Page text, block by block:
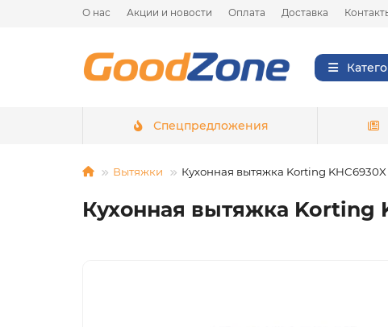
О нас Акции и новости Оплата Доставка
Спецпредложения
Вытяжки Кухонная вытяжка Korting KHC6930X
Кухонная вытяжка Korting